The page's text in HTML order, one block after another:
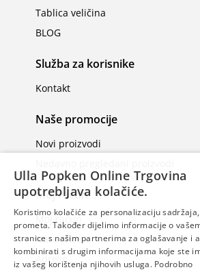
Tablica veličina
BLOG
Služba za korisnike
Kontakt
Naše promocije
Novi proizvodi
Moj račun
Moj račun
Narudžbe
Adrese
Ulla Popken Online Trgovina
upotrebljava kolačiće.
Koristimo kolačiće za personalizaciju
prometa. Također dijelimo informacije o
stranice s našim partnerima za oglašavanje i
kombinirati s drugim informacijama koje ste
iz vašeg korištenja njihovih usluga. Podrobno